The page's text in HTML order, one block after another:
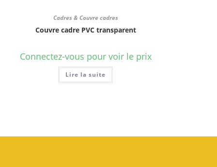
Cadres & Couvre cadres
Couvre cadre PVC transparent
Connectez-vous pour voir le prix
Lire la suite